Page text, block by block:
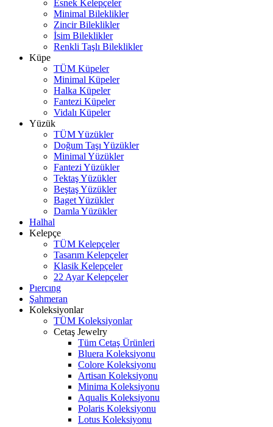
Esnek Kelepçeler
Minimal Bileklikler
Zincir Bileklikler
İsim Bileklikler
Renkli Taşlı Bileklikler
Küpe
TÜM Küpeler
Minimal Küpeler
Halka Küpeler
Fantezi Küpeler
Vidalı Küpeler
Yüzük
TÜM Yüzükler
Doğum Taşı Yüzükler
Minimal Yüzükler
Fantezi Yüzükler
Tektaş Yüzükler
Beştaş Yüzükler
Baget Yüzükler
Damla Yüzükler
Halhal
Kelepçe
TÜM Kelepçeler
Tasarım Kelepçeler
Klasik Kelepçeler
22 Ayar Kelepçeler
Pıercıng
Şahmeran
Koleksiyonlar
TÜM Koleksiyonlar
Cetaş Jewelry
Tüm Cetaş Ürünleri
Bluera Koleksiyonu
Colore Koleksiyonu
Artisan Koleksiyonu
Minima Koleksiyonu
Aqualis Koleksiyonu
Polaris Koleksiyonu
Lotus Koleksiyonu